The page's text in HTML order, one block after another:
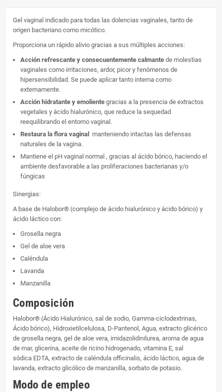
Gel vaginal indicado para todas las dolencias vaginales, tanto de
origen bacteriano como micótico.
Proporciona un rápido alivio gracias a sus múltiples acciones:
Acción refrescante y consecuentemente calmante de molestias
vaginales como irritaciones, ardor, picor y fenómenos de
hipersensibilidad. Se puede aplicar tanto interna como
externamente.
Acción hidratante y emoliente gracias a la presencia de extractos
vegetales y ácido hialurónico, que reduce la sequedad
reequilibrando el entorno vaginal.
Restaura la flora vaginal
manteniendo intactas las defensas
naturales de la vagina.
Mantiene el pH vaginal normal , gracias al ácido bórico, haciendo el
ambiente desfavorable a las proliferaciones bacterianas y/o
fúngicas
Sinergias:
A base de Halobor® (complejo de ácido hialurónico y ácido bórico) y
ácido láctico con:
Grosella negra
Gel de aloe vera
Caléndula
Lavanda
Manzanilla
Composición
Halobor® (Ácido Hialurónico, sal de sodio, Gamma-ciclodextrinas,
Ácido bórico), Hidroxietilcelulosa, D-Pantenol, Agua, extracto glicérico
de grosella negra, gel de aloe vera, imidazolidinilurea, aroma de agua
de mar, glicerina, aceite de ricino hidrogenado, vitamina E, sal
sódica EDTA, extracto de caléndula officinalis, ácido láctico, agua de
lavanda, extracto glicólico de manzanilla, sorbato de potasio.
Modo de empleo